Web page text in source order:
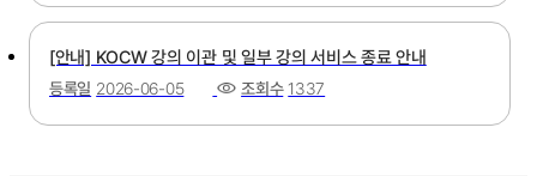
[안내] KOCW 강의 이관 및 일부 강의 서비스 종료 안내
등록일 2026-06-05 조회수 1337